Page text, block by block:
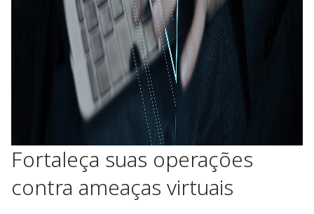
Fortaleça suas operações
contra ameaças virtuais